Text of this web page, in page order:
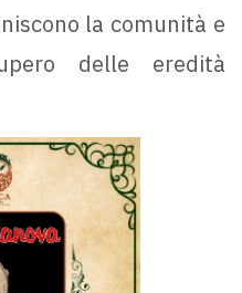
la comunità e
delle eredità